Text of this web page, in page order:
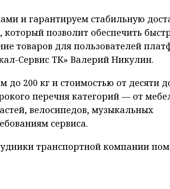
и гарантируем стабильную
позволит обеспечить
товаров для пользователей
Сервис ТК» Валерий Никулин.
до 200 кг и стоимостью от десяти
перечня категорий — от
велосипедов, музыкальных
сервиса.
транспортной компании